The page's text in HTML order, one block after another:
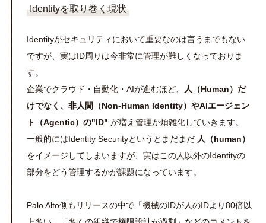
Identityを取り巻く現状
Identityがセキュリティにおいて重要なのは言うまでもない
ですが、実はID周りは今非常に管理が難しくなっておりま
す。
企業でクラウド・自動化・AIが進むほど、
人（Human）だ
けでなく、非人間（Non-Human Identity）やAIエージェン
ト（Agentic）の"ID" が増え管理が煩雑化していきます。
一般的にはIdentity Securityというとまだまだ 人（human）
をイメージしてしまいますが、実はこの人以外のIdentityの
部分をどう管理するかが課題になっています。
Palo Alto側もリリースの中で「機械のIDが人のIDより80倍以